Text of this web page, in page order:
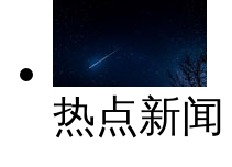
热点新闻